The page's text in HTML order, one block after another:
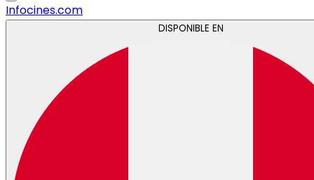
Infocines.com
DISPONIBLE EN